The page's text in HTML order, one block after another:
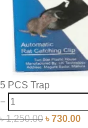
5 PCS Trap
−
৳1,250.00 ৳730.00